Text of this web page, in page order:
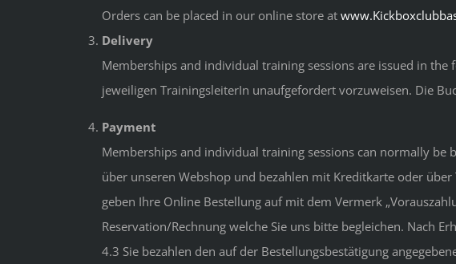
Orders can be placed in our online store at
Delivery
Memberships and individual training sessions are issued in
jeweiligen TrainingsleiterIn unaufgefordert vorzuweisen. Die
Payment
Memberships and individual training sessions can normally be
über unseren Webshop und bezahlen mit Kreditkarte oder
geben Ihre Online Bestellung auf mit dem Vermerk
Reservation/Rechnung welche Sie uns bitte begleichen. Nach
4.3 Sie bezahlen den auf der Bestellungsbestätigung